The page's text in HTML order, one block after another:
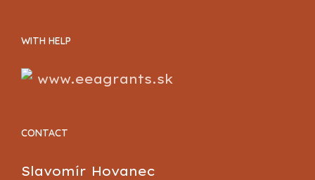
WITH HELP
www.eeagrants.sk
CONTACT
Slavomír Hovanec